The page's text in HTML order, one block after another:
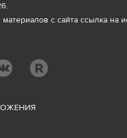
с сайта ссылка на